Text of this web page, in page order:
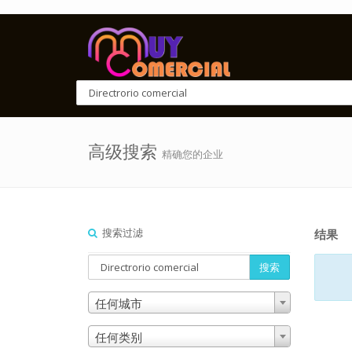
高级搜索 精确您的企业
搜索过滤
搜索
任何城市
任何类别
结果